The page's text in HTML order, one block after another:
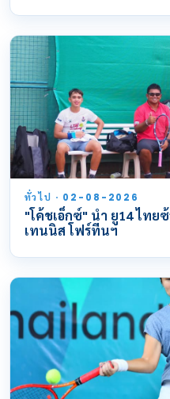
ทั่วไป · 02-08-2026
"โค้ชเอ็กซ์" นำ ยู14 ไทย
เทนนิส โฟร์ทีนฯ